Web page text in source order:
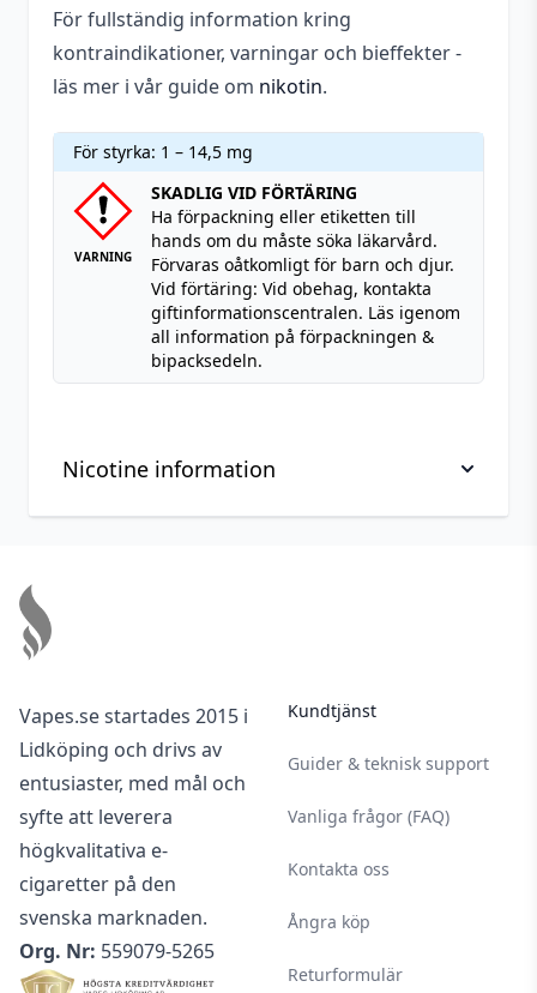
Nicotine information
utspädd men ska användas med försiktighet.
Vid kontakt av nikotin på huden bör du alltid
noggrant tvätta den av den del som
exponerats.
Använd gärna handskar och undvik att röra
dina ögon och ditt ansikte vid hantering av
nikotin.
Nikotin- & tobaksprodukter har en laglig
För fullständig information kring
kontraindikationer, varningar och bieffekter -
läs mer i vår guide om nikotin.
För styrka: 1 – 14,5 mg
VARNING
SKADLIG VID FÖRTÄRING
Ha förpackning eller etiketten till
hands om du måste söka läkarvård.
Förvaras oåtkomligt för barn och djur.
Vid förtäring: Vid obehag, kontakta
giftinformationscentralen. Läs igenom
all information på förpackningen &
bipacksedeln.
Vapes.se startades 2015 i
Lidköping och drivs av
entusiaster, med mål och
syfte att leverera
högkvalitativa e-
cigaretter på den
svenska marknaden.
Org. Nr: 559079-5265
Kundtjänst
Guider & teknisk support
Vanliga frågor (FAQ)
Kontakta oss
Ångra köp
Returformulär